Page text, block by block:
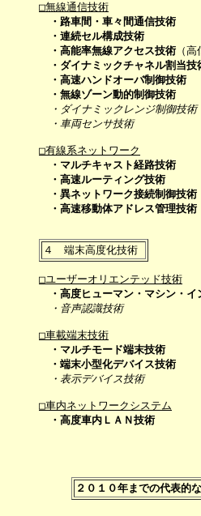
□無線通信技術
・路車間・車々間通信技術
・連続セル構成技術
・高能率無線アクセス技術 （
・ダイナミックチャネル割当技
・高速ハンドオーバ制御技術
・無線ゾーン動的制御技術
・ダイナミックレンジ制御技術
・車両センサ技術
□有線系ネットワーク
・マルチキャスト経路技術
・高速ルーティング技術
・異ネットワーク接続制御技術
・高速移動体アドレス管理技術
□ユーザーオリエンテッド技術
・高度ヒューマン・マシン・
・音声認識技術
□車載端末技術
・マルチモード端末技術
・端末小型化デバイス技術
・表示デバイス技術
□車内ネットワークシステム
・高度車内ＬＡＮ技術
２０１０年までの代表的